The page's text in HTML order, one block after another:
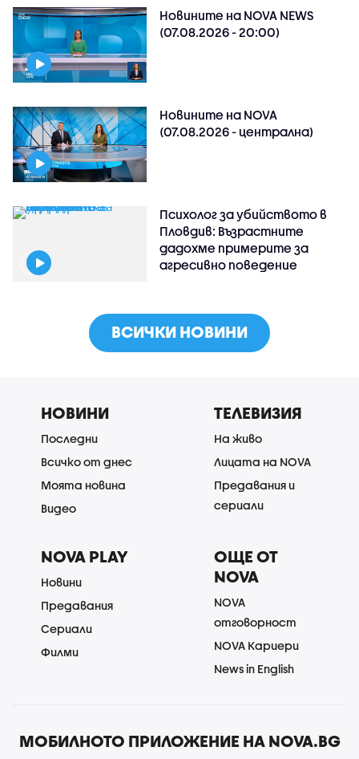
Новините на NOVA NEWS
(07.08.2026 - 20:00)
Новините на NOVA
(07.08.2026 - централна)
Психолог за убийството в
Пловдив: Възрастните
дадохме примерите за
агресивно поведение
ВСИЧКИ НОВИНИ
НОВИНИ
Последни
Всичко от днес
Моята новина
Видео
ТЕЛЕВИЗИЯ
На живо
Лицата на NOVA
Предавания и
сериали
NOVA PLAY
Новини
Предавания
Сериали
Филми
ОЩЕ ОТ
NOVA
NOVA
отговорност
NOVA Кариери
News in English
МОБИЛНОТО ПРИЛОЖЕНИЕ НА NOVA.BG